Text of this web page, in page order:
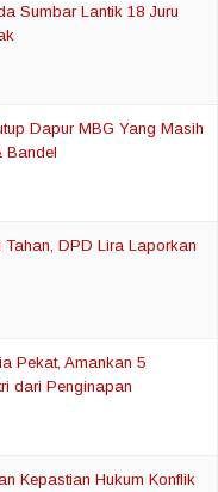
Sumbar Lantik 18 Juru
Dapur MBG Yang Masih
Bandel
DPD Lira Laporkan
Pekat, Amankan 5
dari Penginapan
Kepastian Hukum Konflik